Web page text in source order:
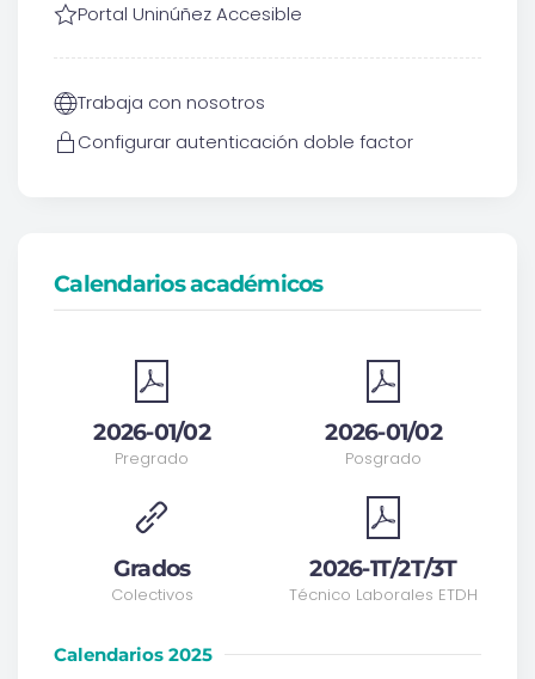
Portal Uninúñez Accesible
Trabaja con nosotros
Configurar autenticación doble factor
Calendarios académicos
2026-01/02
Pregrado
Grados
Colectivos
2026-01/02
Posgrado
2026-1T/2T/3T
Técnico Laborales ETDH
Calendarios 2025